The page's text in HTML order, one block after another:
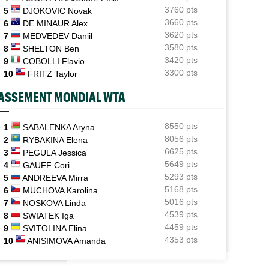
ROSE
Garcia est devenue la maman d’un
Pablo
ATP / WTA
Tous les résultats de ce jeudi 6 août
de la nuit
ATP - Cincinnati
Comme Carlos Alcaraz, Holger Rune a renoncé à
Cincinnati
07/08
WTA - Toronto
Rybakina, Andreeva, Osaka, Gauff... horaires et
WTA - Toronto
Jelena Ostapenko dénonce les messages d'insultes et
de menaces
5
DJOKOVIC Novak
3760 pts
6
DE MINAUR Alex
3660 pts
7
MEDVEDEV Daniil
3620 pts
8
SHELTON Ben
3580 pts
9
COBOLLI Flavio
3420 pts
10
FRITZ Taylor 3300 pts
MONDIAL WTA
1 SABALENKA Aryna
8550 pts
2
RYBAKINA Elena
8056 pts
3
PEGULA Jessica
6625 pts
4
GAUFF Cori
5649 pts
5
ANDREEVA Mirra
5293 pts
6
MUCHOVA Karolina
5168 pts
7
NOSKOVA Linda
5016 pts
8
SWIATEK Iga
4539 pts
9
SVITOLINA Elina
4459 pts
10
ANISIMOVA Amanda 4353 pts